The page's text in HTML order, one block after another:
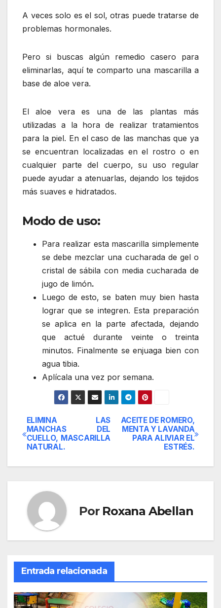
A veces solo es el sol, otras puede tratarse de
problemas hormonales.
Pero si buscas algún remedio casero para
eliminarlas, aquí te comparto una mascarilla a
base de aloe vera.
El aloe vera es una de las plantas más
utilizadas a la hora de realizar tratamientos
para la piel. En el caso de las manchas que ya
se encuentran localizadas en el rostro o en
cualquier parte del cuerpo, su uso regular
puede ayudar a atenuarlas, dejando los tejidos
más suaves e hidratados.
Modo de uso:
Para realizar esta mascarilla simplemente
se debe mezclar una cucharada de gel o
cristal de sábila con media cucharada de
jugo de limón.
Luego de esto, se baten muy bien hasta
lograr que se integren. Esta preparación
se aplica en la parte afectada, dejando
que actué durante veinte o treinta
minutos. Finalmente se enjuaga bien con
agua tibia.
Aplícala una vez por semana.
Navegación
de
entradas
ACEITE DE ROMERO,
MENTA Y LAVANDA
PARA ALIVIAR EL
ESTRÉS.
ELIMINA LAS
MANCHAS DEL
CUELLO, MASCARILLA
NATURAL.
Por Roxana Abellan
Entrada relacionada